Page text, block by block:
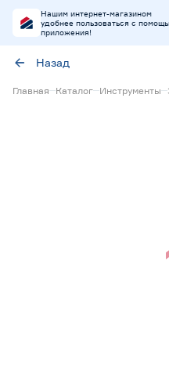
Нашим интернет-магазином
удобнее пользоваться с
приложения!
Назад
Главная Каталог Инструменты